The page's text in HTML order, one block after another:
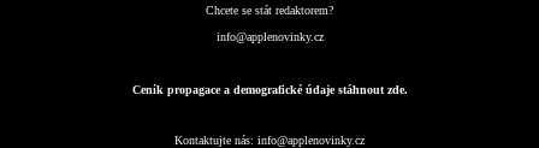
Chcete se stát redaktorem?
info@applenovinky.cz
Ceník propagace a demografické údaje stáhnout zde.
Kontaktujte nás: info@applenovinky.cz